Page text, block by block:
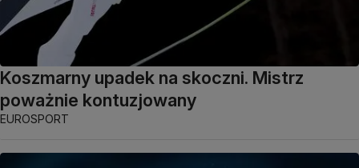
Koszmarny upadek na skoczni. Mistrz
poważnie kontuzjowany
EUROSPORT